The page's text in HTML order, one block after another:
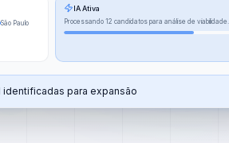
São Paulo
IA Ativa
Processando 12 candidatos para análise de viabilidade...
para expansão